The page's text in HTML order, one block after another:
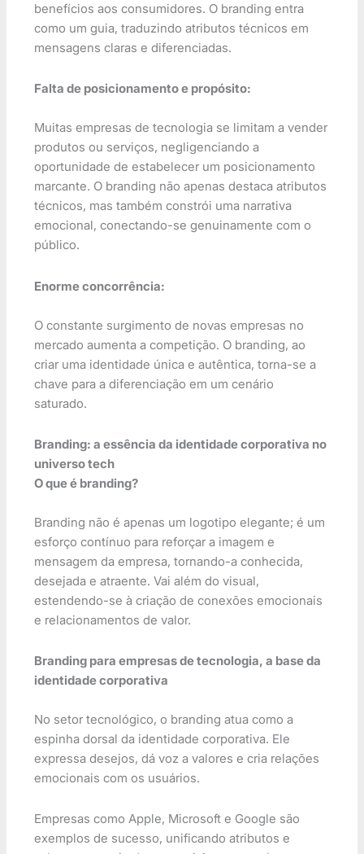
benefícios aos consumidores. O branding entra
como um guia, traduzindo atributos técnicos em
mensagens claras e diferenciadas.
Falta de posicionamento e propósito:
Muitas empresas de tecnologia se limitam a vender
produtos ou serviços, negligenciando a
oportunidade de estabelecer um posicionamento
marcante. O branding não apenas destaca atributos
técnicos, mas também constrói uma narrativa
emocional, conectando-se genuinamente com o
público.
Enorme concorrência:
O constante surgimento de novas empresas no
mercado aumenta a competição. O branding, ao
criar uma identidade única e autêntica, torna-se a
chave para a diferenciação em um cenário
saturado.
Branding: a essência da identidade corporativa no
universo tech
O que é branding?
Branding não é apenas um logotipo elegante; é um
esforço contínuo para reforçar a imagem e
mensagem da empresa, tornando-a conhecida,
desejada e atraente. Vai além do visual,
estendendo-se à criação de conexões emocionais
e relacionamentos de valor.
Branding para empresas de tecnologia, a base da
identidade corporativa
No setor tecnológico, o branding atua como a
espinha dorsal da identidade corporativa. Ele
expressa desejos, dá voz a valores e cria relações
emocionais com os usuários.
Empresas como Apple, Microsoft e Google são
exemplos de sucesso, unificando atributos e